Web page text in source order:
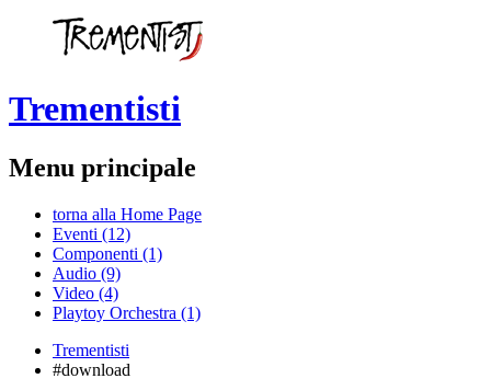
Trementisti
Menu principale
torna alla Home Page
Eventi (12)
Componenti (1)
Audio (9)
Video (4)
Playtoy Orchestra (1)
Trementisti
#download